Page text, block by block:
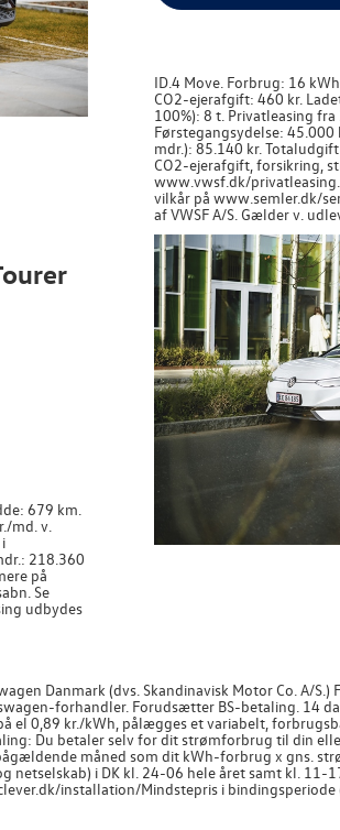
ID.4 Move. Forbrug: 16
CO2-ejerafgift: 460 kr.
100%): 8 t. Privatleasing
Førstegangsydelse:
mdr.): 85.140 kr.
CO2-ejerafgift, forsikring,
www.vwsf.dk/privatleasing.
vilkår på www.semler.dk/
af VWSF A/S. Gælder v.
679 km.
md. v.
218.360
på
Se
udbydes
Danmark (dvs. Skandinavisk Motor Co. A/
forhandler. Forudsætter BS-betaling. 14
el 0,89 kr./kWh, pålægges et variabelt,
Du betaler selv for dit strømforbrug til din
måned som dit kWh-forbrug x gns.
i DK kl. 24-06 hele året samt kl. 11-
installation/Mindstepris i